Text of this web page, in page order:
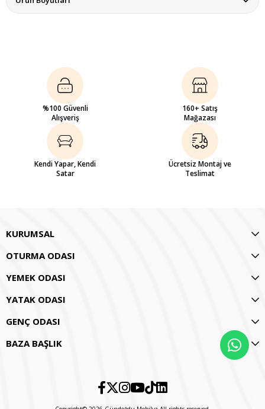
%100 Güvenli
Alışveriş
160+ Satış
Mağazası
Kendi Yapar, Kendi
Satar
Ücretsiz Montaj ve
Teslimat
KURUMSAL
OTURMA ODASI
YEMEK ODASI
YATAK ODASI
GENÇ ODASI
BAZA BAŞLIK